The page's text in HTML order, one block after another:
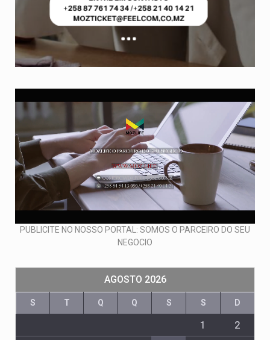
PUBLICITE NO NOSSO PORTAL: SOMOS O PARCEIRO DO SEU
NEGOCIO
AGOSTO 2026
S T Q Q S S D
1
2